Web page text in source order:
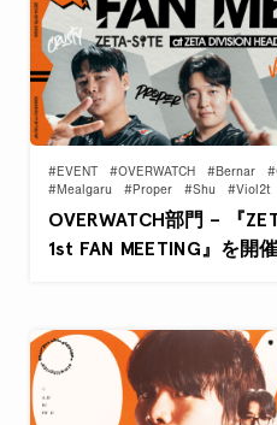
#EVENT #OVERWATCH #Bernar
#Mealgaru
#Proper #Shu #Viol2t
OVERWATCH部門 – 『
1st FAN MEETING』を開催